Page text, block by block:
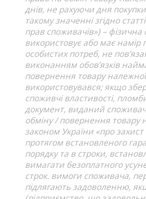
днів, не рахуючи дня
такому значенні згідно
прав споживачів») – фізична
використовує або має
особистих потреб, не
виконанням обов’язків
повернення товару
використовувався; якщо
споживчі властивості,
документ, виданий
обміну / повернення товару
законом України «про
протягом встановленого
порядку та в строки,
вимагати безоплатного
строк. вимоги споживача,
підлягають задоволенню,